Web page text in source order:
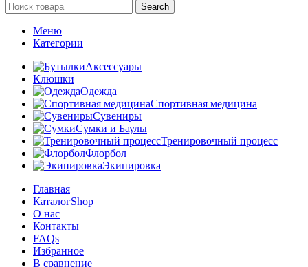
Search
Меню
Категории
Аксессуары
Клюшки
Одежда
Спортивная медицина
Сувениры
Сумки и Баулы
Тренировочный процесс
Флорбол
Экипировка
Главная
КаталогShop
О нас
Контакты
FAQs
Избранное
В сравнение